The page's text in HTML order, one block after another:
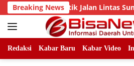
Skip
to
content
Breaking News
Titik Jalan Lintas Sumatera,
Redaksi Kabar Baru Kabar Video